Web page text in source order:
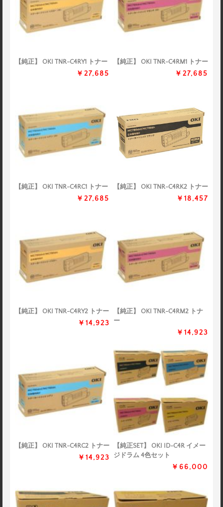
【純正】 OKI TNR-C4RY1 トナー
￥27,685
【純正】 OKI TNR-C4RM1 トナー
￥27,685
【純正】 OKI TNR-C4RC1 トナー
￥27,685
【純正】 OKI TNR-C4RK2 トナー
￥18,457
【純正】 OKI TNR-C4RY2 トナー
￥14,923
【純正】 OKI TNR-C4RM2 トナ
ー
￥14,923
【純正】 OKI TNR-C4RC2 トナー
￥14,923
【純正SET】 OKI ID-C4R イメー
ジドラム 4色セット
￥66,000